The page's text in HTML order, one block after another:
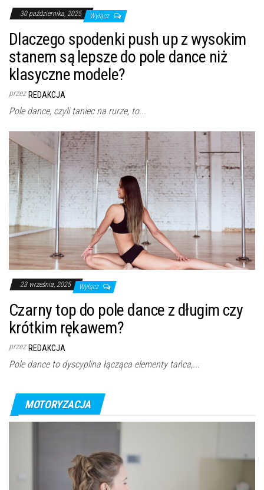
30 października, 2025 Wyłącz
Dlaczego spodenki push up z wysokim
stanem są lepsze do pole dance niż
klasyczne modele?
przez REDAKCJA
Pole dance, czyli taniec na rurze, to...
23 września, 2025 Wyłącz
Czarny top do pole dance z długim czy
krótkim rękawem?
przez REDAKCJA
Pole dance to dyscyplina łącząca elementy tańca,...
MOTORYZACJA